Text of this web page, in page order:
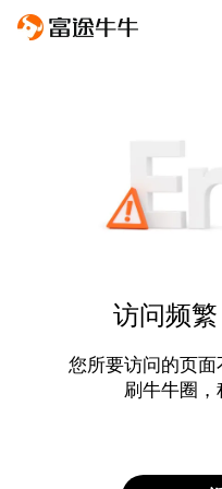
访问频
您所要访问的页
刷牛牛圈，